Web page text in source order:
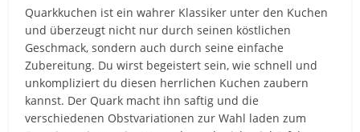
Quarkkuchen ist ein wahrer Klassiker unter den Kuchen
und überzeugt nicht nur durch seinen köstlichen
Geschmack, sondern auch durch seine einfache
Zubereitung. Du wirst begeistert sein, wie schnell und
unkompliziert du diesen herrlichen Kuchen zaubern
kannst. Der Quark macht ihn saftig und die
verschiedenen Obstvariationen zur Wahl laden zum